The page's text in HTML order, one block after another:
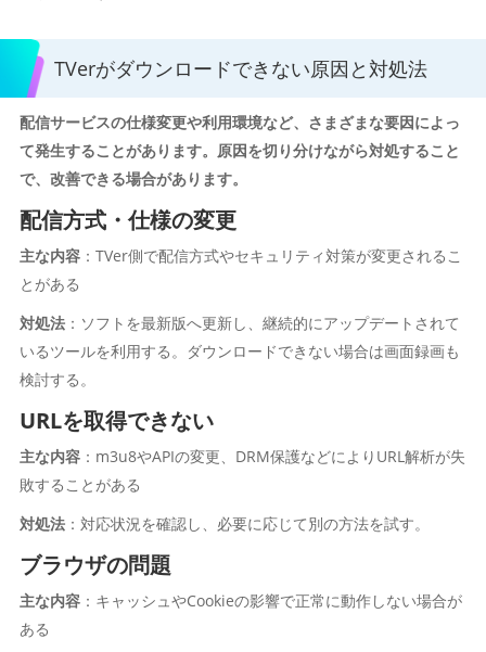
TVerがダウンロードできない原因と対処法
配信サービスの仕様変更や利用環境など、さまざまな要因によっ
て発生することがあります。原因を切り分けながら対処すること
で、改善できる場合があります。
配信方式・仕様の変更
主な内容：TVer側で配信方式やセキュリティ対策が変更されるこ
とがある
対処法：ソフトを最新版へ更新し、継続的にアップデートされて
いるツールを利用する。ダウンロードできない場合は画面録画も
検討する。
URLを取得できない
主な内容：m3u8やAPIの変更、DRM保護などによりURL解析が失
敗することがある
対処法：対応状況を確認し、必要に応じて別の方法を試す。
ブラウザの問題
主な内容：キャッシュやCookieの影響で正常に動作しない場合が
ある